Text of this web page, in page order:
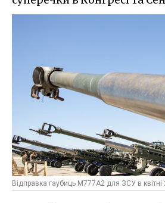
Відправка гаубиць M777A2 для ЗСУ в квітні